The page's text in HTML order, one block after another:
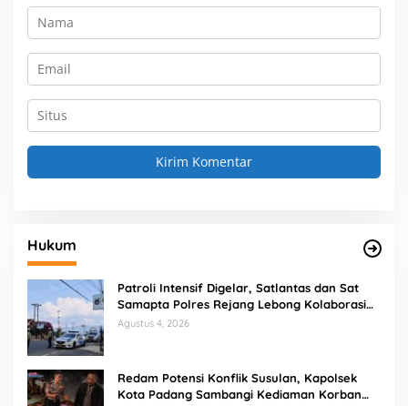
Hukum
Patroli Intensif Digelar, Satlantas dan Sat
Samapta Polres Rejang Lebong Kolaborasi
Berantas Balap Liar
Agustus 4, 2026
Redam Potensi Konflik Susulan, Kapolsek
Kota Padang Sambangi Kediaman Korban